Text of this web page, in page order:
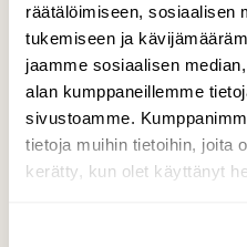
räätälöimiseen, sosiaalisen
tukemiseen ja
jaamme sosiaalisen
alan kumppaneillemme
sivustoamme.
tietoja muihin tietoihin, joita
kerätty, kun olet käyttänyt
Valokuvaaja: yrjo